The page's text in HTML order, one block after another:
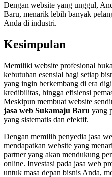
Dengan website yang unggul,
Baru, menarik lebih banyak
Anda di industri.
Kesimpulan
Memiliki website profesional
kebutuhan esensial bagi setiap
yang ingin berkembang di era
kredibilitas, hingga efisiensi
Meskipun membuat website
jasa web Sukamaju Baru yang
yang sistematis dan efektif.
Dengan memilih penyedia jasa
mendapatkan website yang
partner yang akan mendukung
online. Investasi pada jasa web
untuk masa depan bisnis Anda,